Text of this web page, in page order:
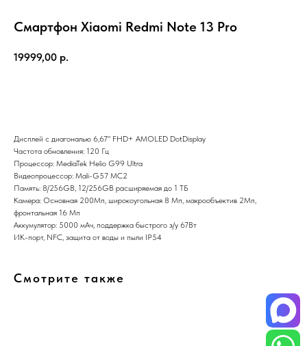
Смартфон Xiaomi Redmi Note 13 Pro
19999,00 р.
Дисплей с диагональю 6,67" FHD+ AMOLED DotDisplay
Частота обновления: 120 Гц
Процессор: MediaTek Helio G99 Ultra
Видеопроцессор: Mali-G57 MC2
Память: 8/256GB, 12/256GB расширяемая до 1 ТБ
Камера: Основная 200Мп, широкоугольная 8 Мп, макрообъектив 2Мп,
фронтальная 16 Мп
Аккумулятор: 5000 мАч, поддержка быстрого з/у 67Вт
ИК-порт, NFC, защита от воды и пыли IP54
Смотрите также